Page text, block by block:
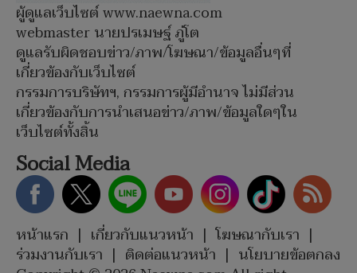
ผู้ดูแลเว็บไซต์ www.naewna.com
webmaster นายปรเมษฐ์ ภู่โต
ดูแลรับผิดชอบข่าว/ภาพ/โฆษณา/ข้อมูลอื่นๆที่
เกี่ยวข้องกับเว็บไซต์
กรรมการบริษัทฯ, กรรมการผู้มีอำนาจ ไม่มีส่วน
เกี่ยวข้องกับการนำเสนอข่าว/ภาพ/ข้อมูลใดๆใน
เว็บไซต์ทั้งสิ้น
Social Media
หน้าแรก | เกี่ยวกับแนวหน้า | โฆษณากับเรา |
ร่วมงานกับเรา | ติดต่อแนวหน้า | นโยบายข้อตกลง